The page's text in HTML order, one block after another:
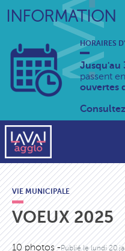
INFORMATION
HORAIRES
Jusqu'au
passent
ouvertes
VIE MUNICIPALE
VOEUX 2025
10 photos -Publié lelundi 20